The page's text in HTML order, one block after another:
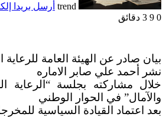
trend أرسل بريدا
0
3 دقائق
بيان صادر عن الهيئة العامة للرعاية
نشر أحمد علي صابر الاماره
خلال مشاركته بجلسة “الرعاية
والآمال” في الحوار الوطني
بعد اعتماد القيادة السياسية